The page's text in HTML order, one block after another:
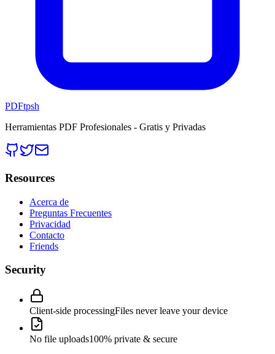
PDFtpsh
Herramientas PDF Profesionales - Gratis y Privadas
Resources
Acerca de
Preguntas Frecuentes
Privacidad
Contacto
Friends
Security
Client-side processingFiles never leave your device
No file uploads100% private & secure